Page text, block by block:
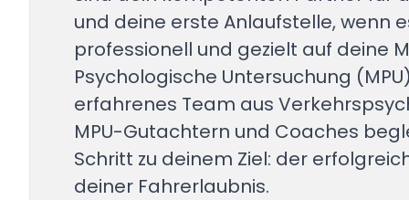
und deine erste Anlaufstelle, wenn
professionell und gezielt auf deine
Psychologische Untersuchung
erfahrenes Team aus
MPU-Gutachtern und Coaches
Schritt zu deinem Ziel: der
deiner Fahrerlaubnis.